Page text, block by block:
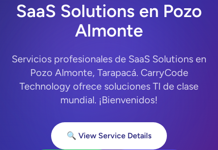
SaaS Solutions en Pozo
Almonte
Servicios profesionales de SaaS Solutions en
Pozo Almonte, Tarapacá. CarryCode
Technology ofrece soluciones TI de clase
mundial. ¡Bienvenidos!
🔍 View Service Details